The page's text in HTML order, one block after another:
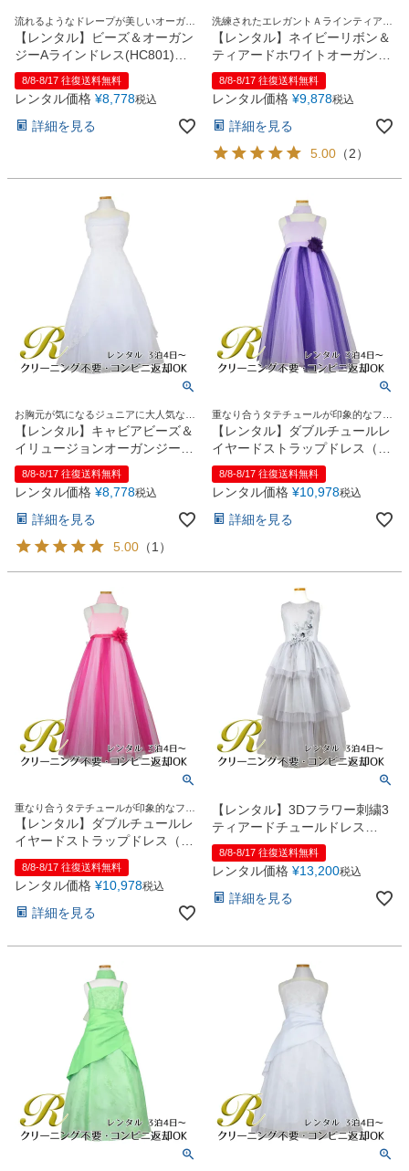
流れるようなドレープが美しいオーガン
ジーロングドレス
【レンタル】ビーズ＆オーガン
ジーAラインドレス(HC801)パ
ープル
8/8-8/17 往復送料無料
レンタル価格 ¥8,778税込
詳細を見る
洗練されたエレガントＡラインティアー
ドロングドレス
【レンタル】ネイビーリボン＆
ティアードホワイトオーガンジ
ーロングドレス(YP194)ホワイ
ト
8/8-8/17 往復送料無料
レンタル価格 ¥9,878税込
詳細を見る
5.00 （2）
お胸元が気になるジュニアに大人気なオ
ーガンジーロングドレス
【レンタル】キャビアビーズ＆
イリュージョンオーガンジーロ
ングドレス(HC1215)ホワイト
8/8-8/17 往復送料無料
レンタル価格 ¥8,778税込
詳細を見る
5.00 （1 ）
重なり合うタテチュールが印象的なファ
ンタジックドレス
【レンタル】ダブルチュールレ
イヤードストラップドレス（ス
トール付）(JK3355)パープル
8/8-8/17 往復送料無料
レンタル価格 ¥10,978税込
詳細を見る
重なり合うタテチュールが印象的なファ
ンタジックドレス
【レンタル】ダブルチュールレ
イヤードストラップドレス（ス
トール付）(JK3355)フクシア
8/8-8/17 往復送料無料
レンタル価格 ¥10,978税込
詳細を見る
【レンタル】3Dフラワー刺繍3
ティアードチュールドレス
(ccd795)シルバー
8/8-8/17 往復送料無料
レンタル価格 ¥13,200税込
詳細を見る